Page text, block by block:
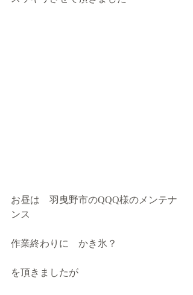
お昼は　羽曳野市のQQQ様のメンテナ
ンス
作業終わりに　かき氷？
を頂きましたが